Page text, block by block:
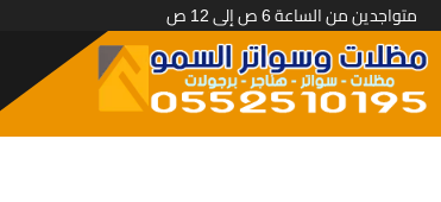
متواجدين من الساعة 6 ص إلى 12 ص